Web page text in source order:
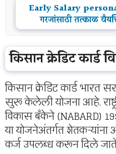
Early Salary
गरजांसाठी तत्काळ
किसान क्रेडिट कार्ड
किसान क्रेडिट कार्ड भारत
सुरू केलेली योजना आहे.
विकास बँकेने (NABARD)
या योजनेअंतर्गत
कर्ज उपलब्ध करून दिले